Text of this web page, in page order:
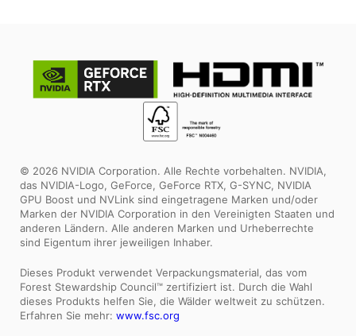
© 2026 NVIDIA Corporation. Alle Rechte vorbehalten. NVIDIA,
das NVIDIA-Logo, GeForce, GeForce RTX, G-SYNC, NVIDIA
GPU Boost und NVLink sind eingetragene Marken und/oder
Marken der NVIDIA Corporation in den Vereinigten Staaten und
anderen Ländern. Alle anderen Marken und Urheberrechte
sind Eigentum ihrer jeweiligen Inhaber.
Dieses Produkt verwendet Verpackungsmaterial, das vom
Forest Stewardship Council™ zertifiziert ist. Durch die Wahl
dieses Produkts helfen Sie, die Wälder weltweit zu schützen.
Erfahren Sie mehr: www.fsc.org